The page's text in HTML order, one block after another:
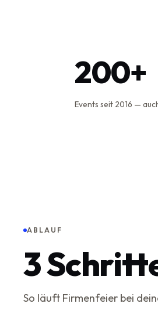
200+
Events seit 2016 —
ABLAUF
3
So läuft Firmenfeier bei